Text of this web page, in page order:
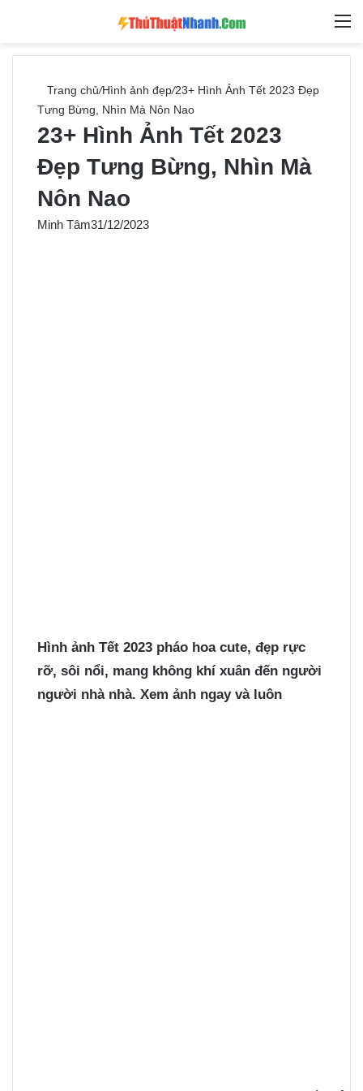
Tìm
Trang chủ/Hình ảnh đẹp/23+ Hình Ảnh Tết 2023 Đẹp
Tưng Bừng, Nhìn Mà Nôn Nao
23+ Hình Ảnh Tết 2023
Đẹp Tưng Bừng, Nhìn Mà
Nôn Nao
Minh Tâm31/12/2023
Hình ảnh Tết 2023 pháo hoa cute, đẹp rực
rỡ, sôi nổi, mang không khí xuân đến người
người nhà nhà. Xem ảnh ngay và luôn